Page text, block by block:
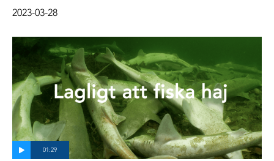
2023-03-28